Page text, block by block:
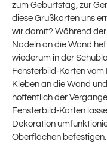
zum Geburtstag, zur
diese Grußkarten uns
wir damit? Während
Nadeln an die Wand
wiederum in der
Fensterbild-Karten
Kleben an die Wand
hoffentlich der
Fensterbild-Karten
Dekoration
Oberflächen befestigen.